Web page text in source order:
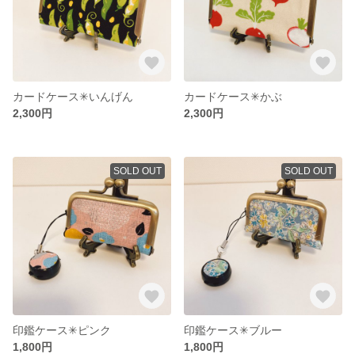
カードケース✳︎いんげん
2,300円
カードケース✳︎かぶ
2,300円
SOLD OUT
印鑑ケース✳︎ピンク
1,800円
SOLD OUT
印鑑ケース✳︎ブルー
1,800円